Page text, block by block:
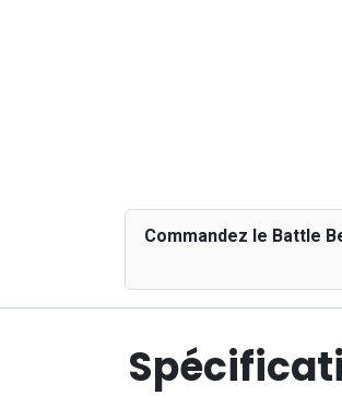
Commandez le Battle